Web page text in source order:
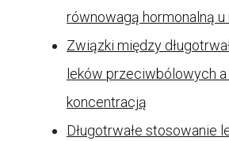
równowagą hormonalną
Związki między
leków przeciwbólowych
koncentracją
Długotrwałe stosowanie